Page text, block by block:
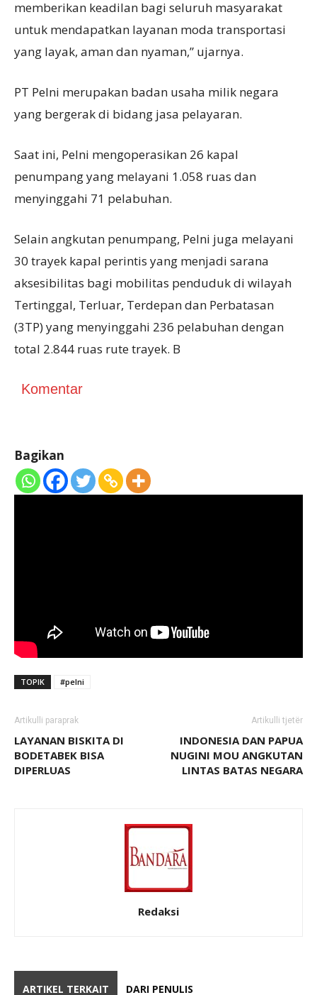
memberikan keadilan bagi seluruh masyarakat
untuk mendapatkan layanan moda transportasi
yang layak, aman dan nyaman,” ujarnya.
PT Pelni merupakan badan usaha milik negara
yang bergerak di bidang jasa pelayaran.
Saat ini, Pelni mengoperasikan 26 kapal
penumpang yang melayani 1.058 ruas dan
menyinggahi 71 pelabuhan.
Selain angkutan penumpang, Pelni juga melayani
30 trayek kapal perintis yang menjadi sarana
aksesibilitas bagi mobilitas penduduk di wilayah
Tertinggal, Terluar, Terdepan dan Perbatasan
(3TP) yang menyinggahi 236 pelabuhan dengan
total 2.844 ruas rute trayek. B
Komentar
Bagikan
TOPIK #pelni
Artikulli paraprak
LAYANAN BISKITA DI
BODETABEK BISA
DIPERLUAS
Artikulli tjetër
INDONESIA DAN PAPUA
NUGINI MOU ANGKUTAN
LINTAS BATAS NEGARA
Redaksi
ARTIKEL TERKAIT DARI PENULIS